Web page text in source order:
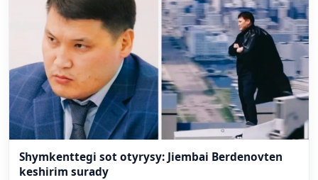
Shymkenttegi sot otyrysy: Jiembai Berdenovten
keshirim surady